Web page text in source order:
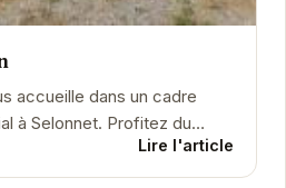
accueille dans un cadre
à Selonnet. Profitez du
de cet établissement...
Lire l'article